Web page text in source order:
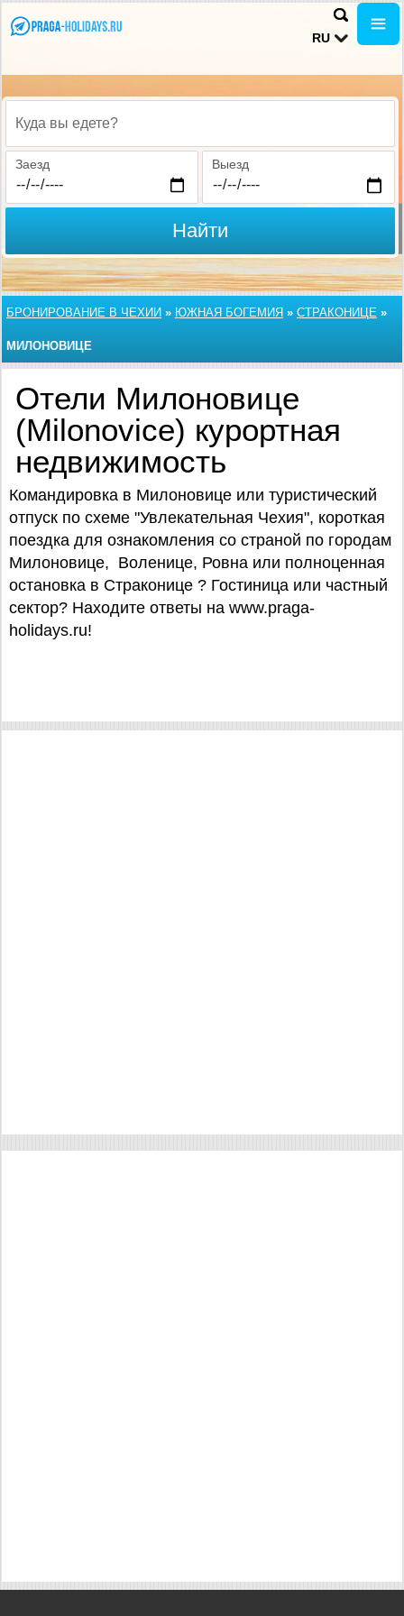
RU
Куда вы едете?
Заезд Выезд
Найти
БРОНИРОВАНИЕ В ЧЕХИИ » ЮЖНАЯ БОГЕМИЯ » СТРАКОНИЦЕ »
МИЛОНОВИЦЕ
Отели Милоновице
(Milonovice) курортная
недвижимость
Командировка в Милоновице или туристический
отпуск по схеме "Увлекательная Чехия", короткая
поездка для ознакомления со страной по городам
Милоновице, Воленице, Ровна или полноценная
остановка в Страконице ? Гостиница или частный
сектор? Находите ответы на www.praga-
holidays.ru!